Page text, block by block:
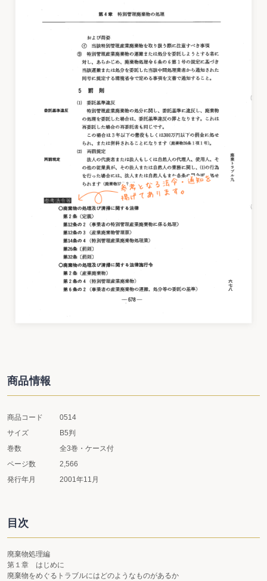
商品情報
商品コード
0514
サイズ
B5判
巻数
全3巻・ケース付
ページ数
2,566
発行年月
2001年11月
目次
廃棄物処理編
第１章 はじめに
廃棄物をめぐるトラブルにはどのようなものがあるか